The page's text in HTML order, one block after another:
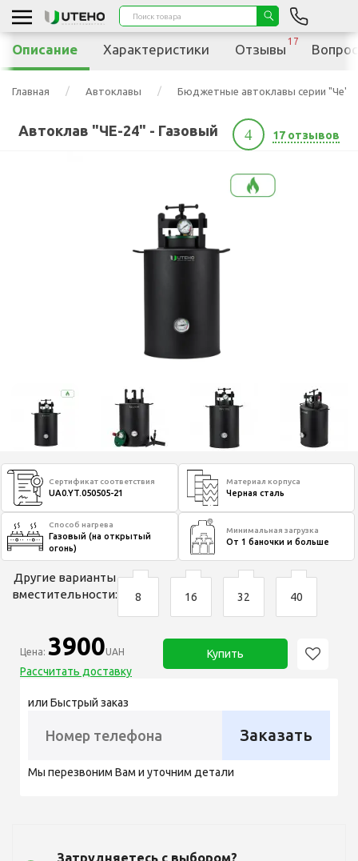
Главная Автоклавы Бюджетные автоклавы серии "Че"
Автоклав "ЧЕ-24" - Газовый 4 17 отзывов
Сертификат соответствия
UA0.YT.050505-21
Материал корпуса
Черная сталь
Способ нагрева
Газовый (на открытый
огонь)
Минимальная загрузка
От 1 баночки и больше
Другие варианты
вместительности:
8 16 32 40
Цена: 3900UAH
Рассчитать доставку
Купить
или Быстрый заказ
Заказать
Мы перезвоним Вам и уточним детали
Затрудняетесь с выбором?
Описание Характеристики Отзывы
17